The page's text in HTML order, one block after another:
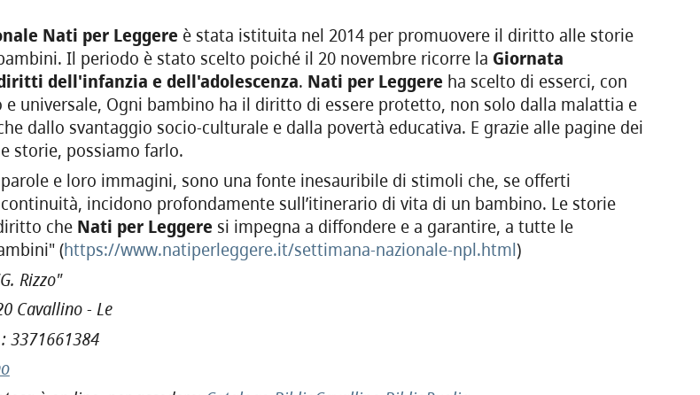
Nati per Leggere è stata istituita nel 2014 per promuovere il diritto alle storie
Il periodo è stato scelto poiché il 20 novembre ricorre la Giornata
dell'infanzia e dell'adolescenza. Nati per Leggere ha scelto di esserci, con
e universale, Ogni bambino ha il diritto di essere protetto, non solo dalla malattia e
dallo svantaggio socio-culturale e dalla povertà educativa. E grazie alle pagine dei
storie, possiamo farlo.
e loro immagini, sono una fonte inesauribile di stimoli che, se offerti
incidono profondamente sull’itinerario di vita di un bambino. Le storie
che Nati per Leggere si impegna a diffondere e a garantire, a tutte le
(https://www.natiperleggere.it/settimana-nazionale-npl.html)
Rizzo"
Cavallino - Le
3371661384